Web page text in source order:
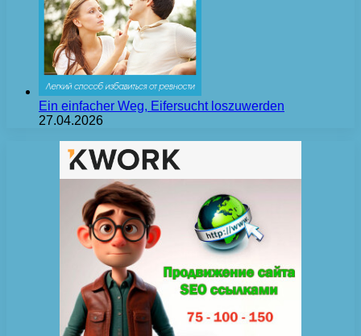
Ein einfacher Weg, Eifersucht loszuwerden
27.04.2026